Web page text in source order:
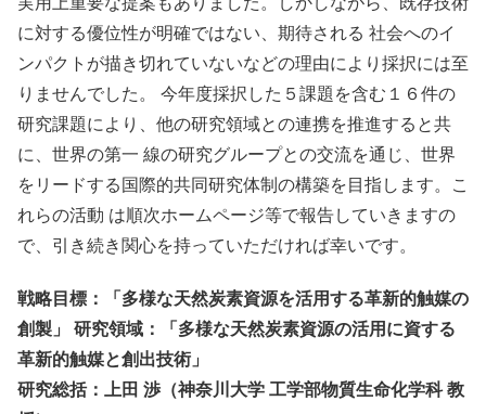
に対する優位性が明確ではない、期待される 社会へのイ
ンパクトが描き切れていないなどの理由により採択には至
りませんでした。 今年度採択した５課題を含む１６件の
研究課題により、他の研究領域との連携を推進すると共
に、世界の第一 線の研究グループとの交流を通じ、世界
をリードする国際的共同研究体制の構築を目指します。こ
れらの活動 は順次ホームページ等で報告していきますの
で、引き続き関心を持っていただければ幸いです。
戦略目標：「多様な天然炭素資源を活用する革新的触媒の
創製」 研究領域：「多様な天然炭素資源の活用に資する
革新的触媒と創出技術」
研究総括：上田 渉（神奈川大学 工学部物質生命化学科 教